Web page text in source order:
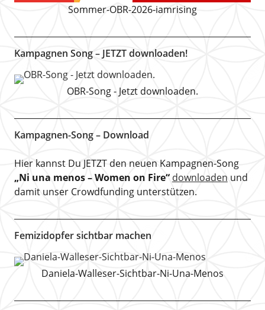
Sommer-OBR-2026-iamrising
Kampagnen Song – JETZT downloaden!
OBR-Song - Jetzt downloaden.
Kampagnen-Song – Download
Hier kannst Du JETZT den neuen Kampagnen-Song
„Ni una menos – Women on Fire“ downloaden und
damit unser Crowdfunding unterstützen.
Femizidopfer sichtbar machen
Daniela-Walleser-Sichtbar-Ni-Una-Menos